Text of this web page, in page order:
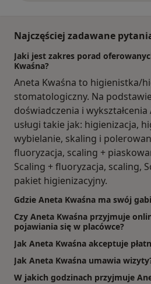
Najczęściej zadawane
Jaki jest zakres porad
Kwaśna?
Aneta Kwaśna to higienistka/
stomatologiczny. Na
doświadczenia i
usługi takie jak: higienizacja,
wybielanie, skaling i
fluoryzacja, scaling +
Scaling + fluoryzacja, scaling,
pakiet higienizacyjny.
Gdzie Aneta Kwaśna ma swój
Czy Aneta Kwaśna przyjmuje
pojawiania się w placówce?
Jak Aneta Kwaśna akceptuje
Jak Aneta Kwaśna umawia
W jakich godzinach przyjmuje